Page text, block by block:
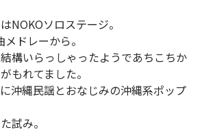
NOKOソロステージ。
ドレーから。
構いらっしゃったようであちこちか
もれてました。
沖縄民謡とおなじみの沖縄系ポップ
試み。